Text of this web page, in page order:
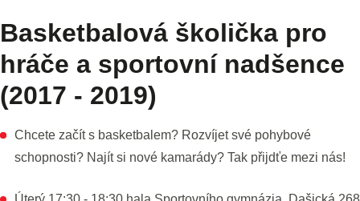
Basketbalová školička pro
hráče a sportovní nadšence
(2017 - 2019)
Chcete začít s basketbalem? Rozvíjet své pohybové
schopnosti? Najít si nové kamarády? Tak přijdťe mezi nás!